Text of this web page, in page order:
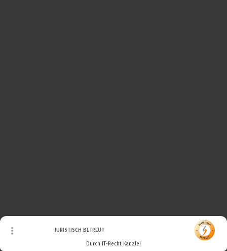
JURISTISCH BETREUT
Durch IT-Recht Kanzlei